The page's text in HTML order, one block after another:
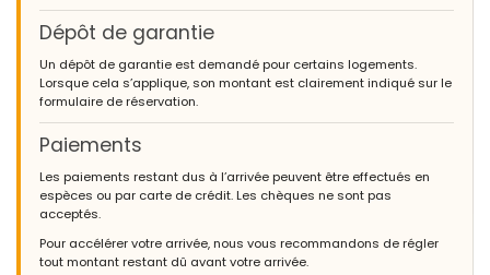
Dépôt de garantie
Un dépôt de garantie est demandé pour certains logements.
Lorsque cela s’applique, son montant est clairement indiqué sur le
formulaire de réservation.
Paiements
Les paiements restant dus à l’arrivée peuvent être effectués en
espèces ou par carte de crédit. Les chèques ne sont pas
acceptés.
Pour accélérer votre arrivée, nous vous recommandons de régler
tout montant restant dû avant votre arrivée.